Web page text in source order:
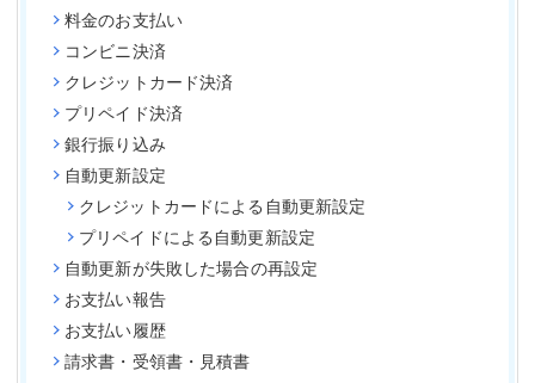
料金のお支払い
コンビニ決済
クレジットカード決済
プリペイド決済
銀行振り込み
自動更新設定
クレジットカードによる自動更新設定
プリペイドによる自動更新設定
自動更新が失敗した場合の再設定
お支払い報告
お支払い履歴
請求書・受領書・見積書